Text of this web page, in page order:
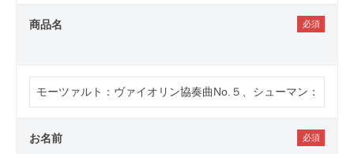
商品名
お名前